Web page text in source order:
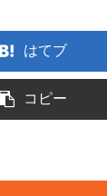
はてブ
コピー